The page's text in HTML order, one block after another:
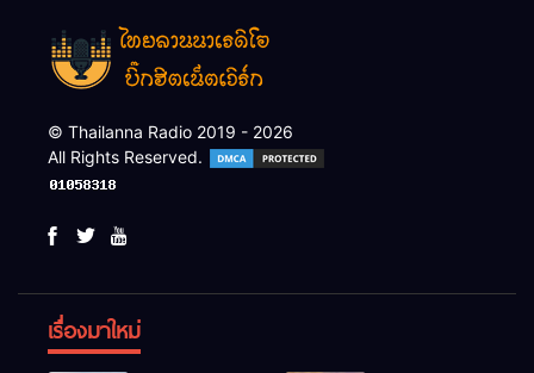
© Thailanna Radio 2019 - 2026
All Rights Reserved.
เรื่องมาใหม่